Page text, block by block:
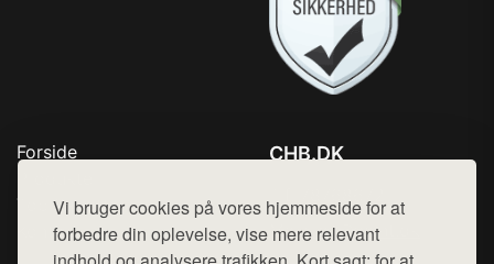
Vi bruger cookies på vores hjemmeside for at
forbedre din oplevelse, vise mere relevant
Forside
Top Rabatter
Kontakt
CHB.DK
Mail: hej@want.dk